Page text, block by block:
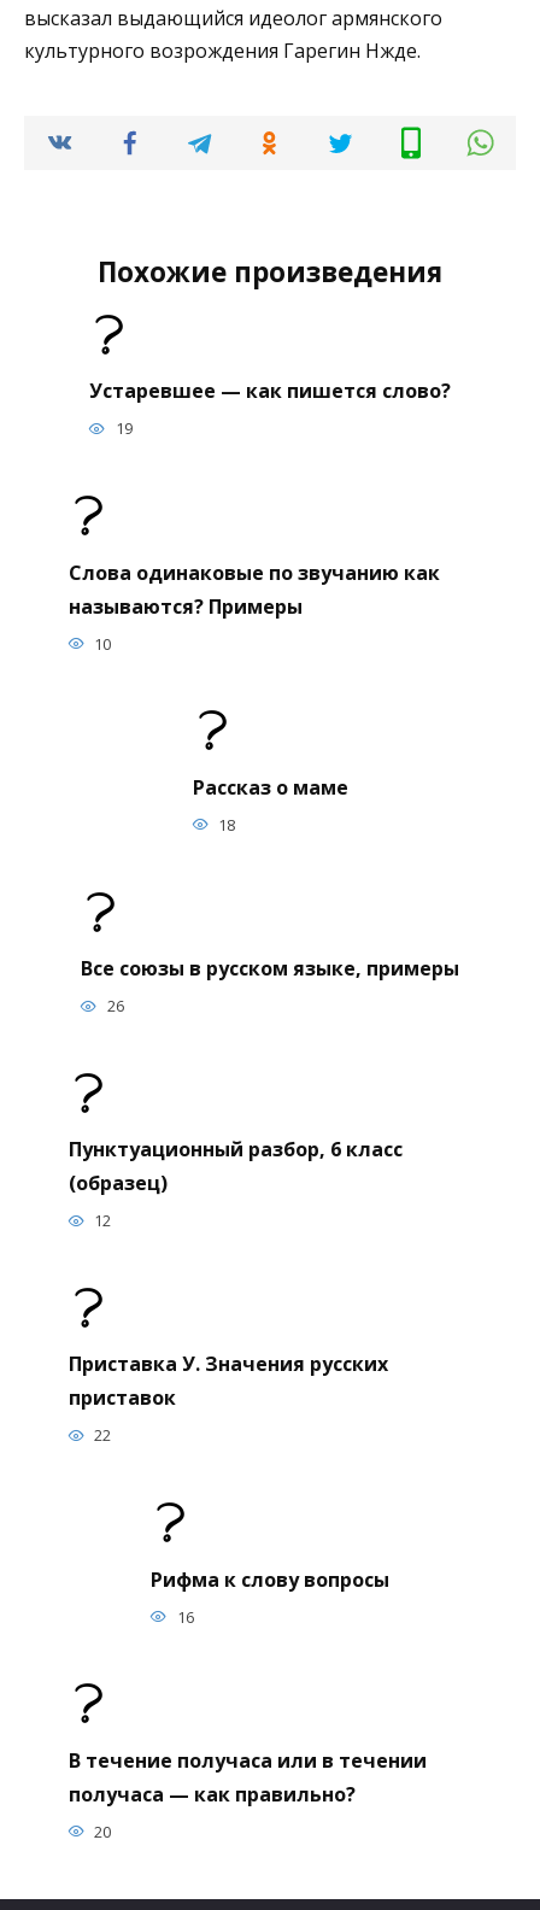
высказал выдающийся идеолог армянского
культурного возрождения Гарегин Нжде.
Похожие произведения
Устаревшее — как пишется слово?
19
Слова одинаковые по звучанию как
называются? Примеры
10
Рассказ о маме
18
Все союзы в русском языке, примеры
26
Пунктуационный разбор, 6 класс
(образец)
12
Приставка У. Значения русских
приставок
22
Рифма к слову вопросы
16
В течение получаса или в течении
получаса — как правильно?
20